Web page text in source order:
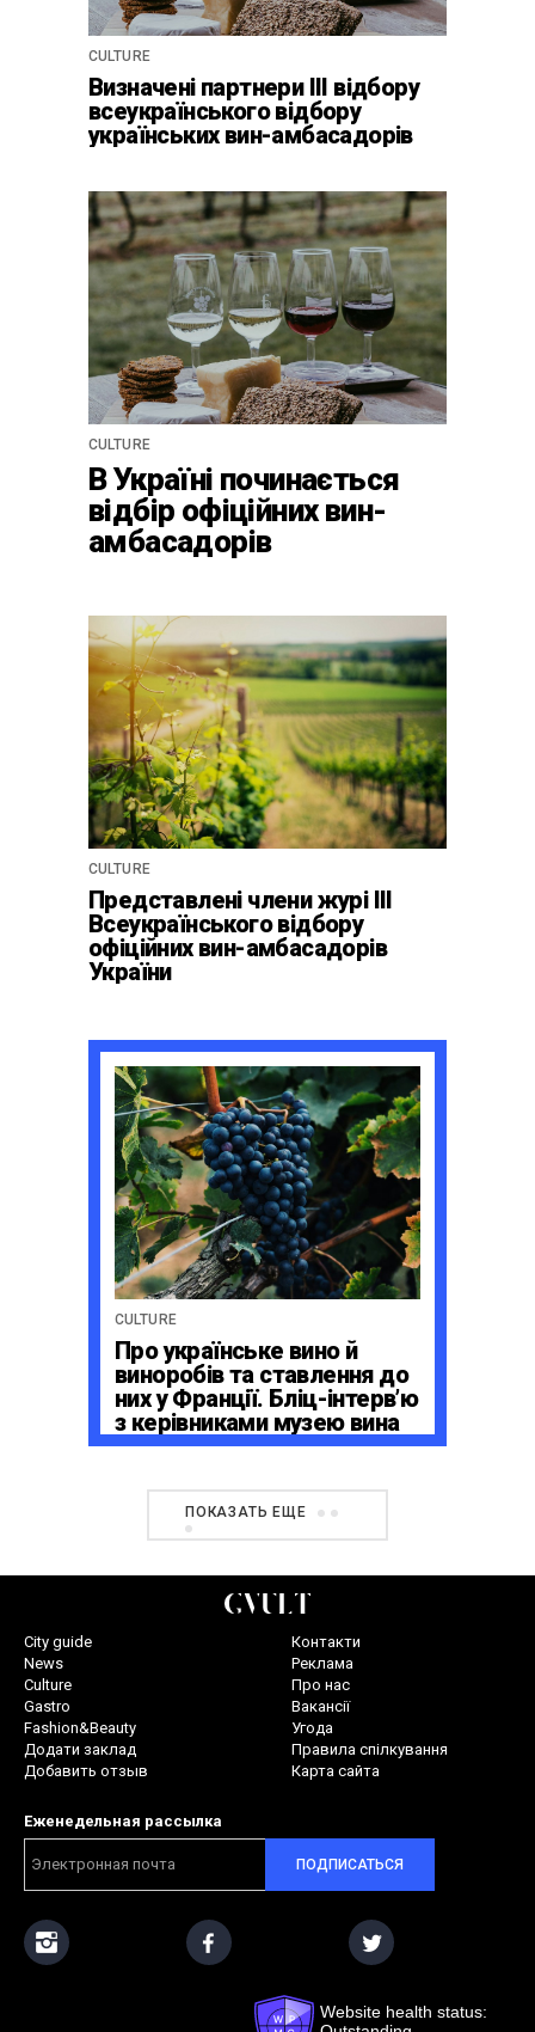
CULTURE
Визначені партнери ІІІ відбору
всеукраїнського відбору
українських вин-амбасадорів
CULTURE
В Україні починається
відбір офіційних вин-
амбасадорів
спадщини La Cité du Vin у
Бордо
CULTURE
Представлені члени журі ІІІ
Всеукраїнського відбору
офіційних вин-амбасадорів
України
CULTURE
Про українське вино й
виноробів та ставлення до
них у Франції. Бліц-інтерв’ю
з керівниками музею вина
La Cité du Vin в Бордо
ПОКАЗАТЬ ЕЩЕ
City guide
News
Culture
Gastro
Fashion&Beauty
Додати заклад
Добавить отзыв
Контакти
Реклама
Про нас
Вакансії
Угода
Правила спілкування
Карта сайта
Еженедельная рассылка
ПОДПИСАТЬСЯ
Website health status: